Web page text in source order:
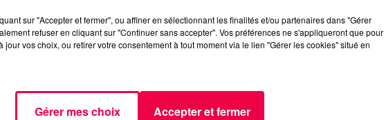
sur "Accepter et fermer", ou affiner en sélectionnant les finalités et/ou partenaires dans "Gérer
refuser en cliquant sur "Continuer sans accepter". Vos préférences ne s'appliqueront que pour
jour vos choix, ou retirer votre consentement à tout moment via le lien "Gérer les cookies" situé en
Gérer mes choix Accepter et fermer